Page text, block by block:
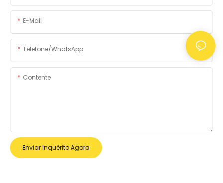
E-Mail
Telefone/WhatsApp
Contente
Enviar Inquérito Agora